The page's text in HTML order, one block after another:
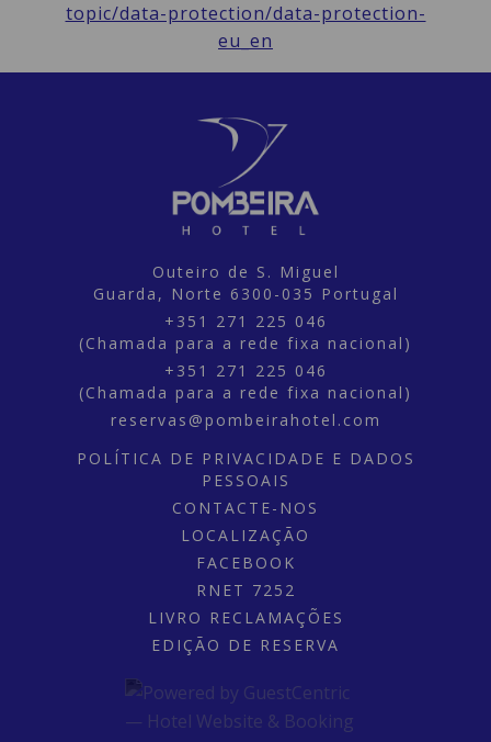
topic/data-protection/data-protection-
eu_en
Outeiro de S. Miguel
Guarda, Norte 6300-035 Portugal
+351 271 225 046
(Chamada para a rede fixa nacional)
+351 271 225 046
(Chamada para a rede fixa nacional)
reservas@pombeirahotel.com
POLÍTICA DE PRIVACIDADE E DADOS
PESSOAIS
CONTACTE-NOS
LOCALIZAÇÃO
FACEBOOK
RNET 7252
LIVRO RECLAMAÇÕES
EDIÇÃO DE RESERVA